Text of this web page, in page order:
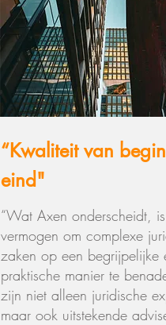
“Kwaliteit van
eind"
“Wat Axen onderscheidt,
vermogen om complexe
zaken op een begrijpelijke
praktische manier te
zijn niet alleen juridische
maar ook uitstekende